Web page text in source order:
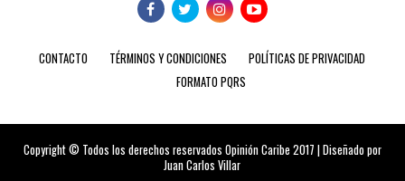
CONTACTO TÉRMINOS Y CONDICIONES
POLÍTICAS DE PRIVACIDAD
FORMATO PQRS
Copyright © Todos los derechos reservados Opinión Caribe 2017 | Diseñado por
Juan Carlos Villar